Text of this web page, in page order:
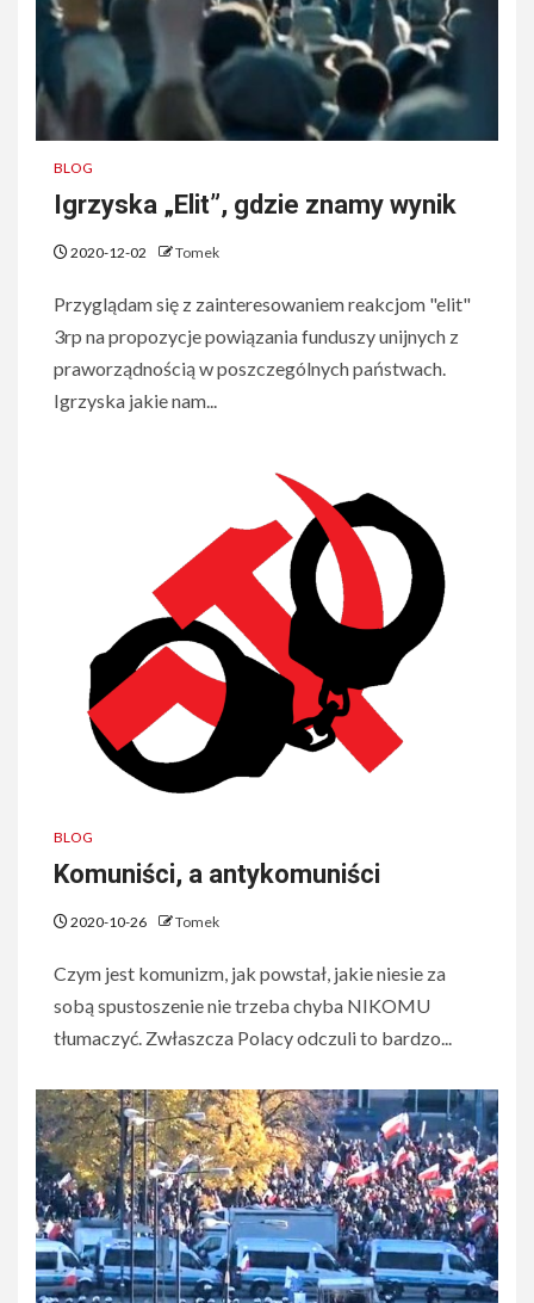
BLOG
Igrzyska „Elit”, gdzie znamy wynik
2020-12-02 Tomek
Przyglądam się z zainteresowaniem reakcjom "elit"
3rp na propozycje powiązania funduszy unijnych z
praworządnością w poszczególnych państwach.
Igrzyska jakie nam...
BLOG
Komuniści, a antykomuniści
2020-10-26 Tomek
Czym jest komunizm, jak powstał, jakie niesie za
sobą spustoszenie nie trzeba chyba NIKOMU
tłumaczyć. Zwłaszcza Polacy odczuli to bardzo...